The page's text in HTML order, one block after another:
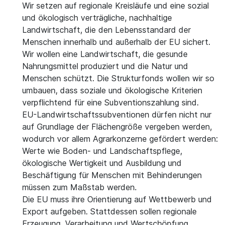
Wir setzen auf regionale Kreisläufe und eine sozial
und ökologisch verträgliche, nachhaltige
Landwirtschaft, die den Lebensstandard der
Menschen innerhalb und außerhalb der EU sichert.
Wir wollen eine Landwirtschaft, die gesunde
Nahrungsmittel produziert und die Natur und
Menschen schützt. Die Strukturfonds wollen wir so
umbauen, dass soziale und ökologische Kriterien
verpflichtend für eine Subventionszahlung sind.
EU-Landwirtschaftssubventionen dürfen nicht nur
auf Grundlage der Flächengröße vergeben werden,
wodurch vor allem Agrarkonzerne gefördert werden:
Werte wie Boden- und Landschaftspflege,
ökologische Wertigkeit und Ausbildung und
Beschäftigung für Menschen mit Behinderungen
müssen zum Maßstab werden.
Die EU muss ihre Orientierung auf Wettbewerb und
Export aufgeben. Stattdessen sollen regionale